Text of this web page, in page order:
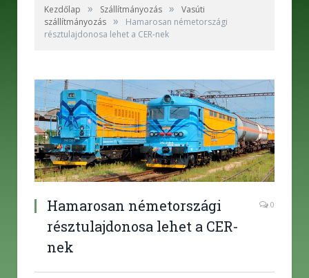
Kezdőlap » Szállítmányozás »
Vasúti
szállítmányozás »
Hamarosan németországi
résztulajdonosa lehet a CER-nek
Hamarosan németországi
résztulajdonosa lehet a CER-
nek
0